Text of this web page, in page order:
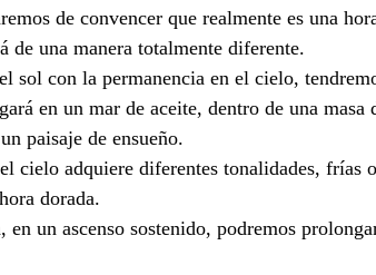
de convencer que realmente es una
de una manera totalmente diferente.
sol con la permanencia en el cielo,
en un mar de aceite, dentro de una masa
paisaje de ensueño.
cielo adquiere diferentes tonalidades, frías
dorada.
un ascenso sostenido, podremos